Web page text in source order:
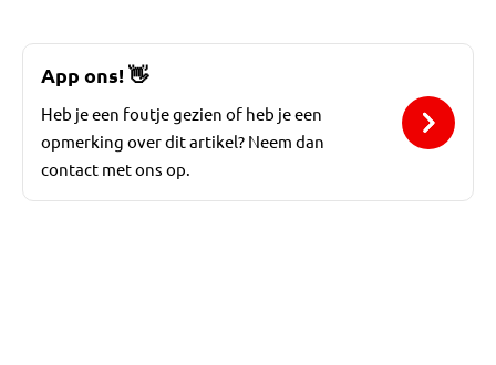
App ons!👋
Heb je een foutje gezien of heb je een
opmerking over dit artikel? Neem dan
contact met ons op.